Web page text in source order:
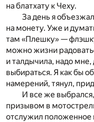
на блатхату к Чеху.
За день я
на монету. Уже и
там «Плешку» —
можно жизни
и талдычила, надо мне,
выбираться. Я как бы
намерений, тянул,
И все же
призывом в
отслужил положенное